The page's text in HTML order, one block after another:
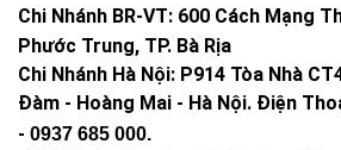
Chi Nhánh BR-VT: 600 Cách Mạng
Phước Trung, TP. Bà Rịa
Chi Nhánh Hà Nội: P914 Tòa Nhà
Đàm - Hoàng Mai - Hà Nội. Điện
- 0937 685 000.